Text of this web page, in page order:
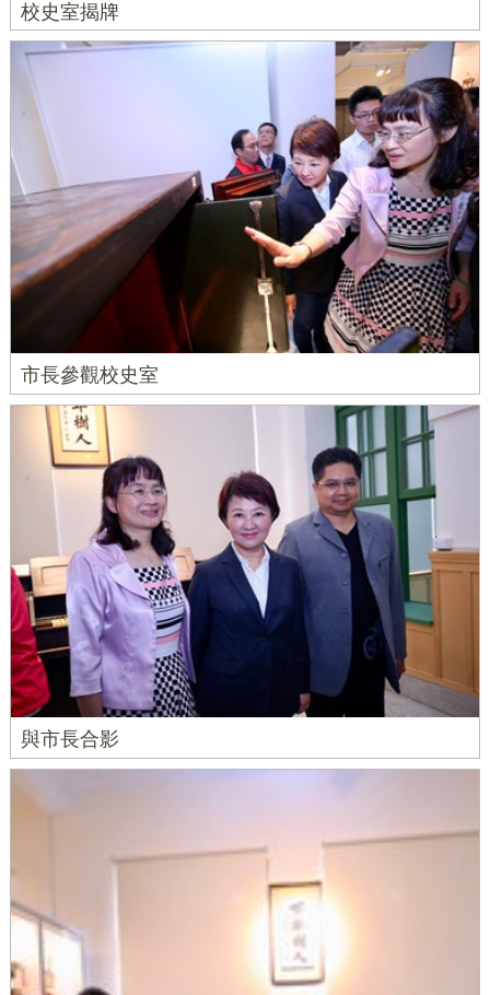
校史室揭牌
市長參觀校史室
與市長合影